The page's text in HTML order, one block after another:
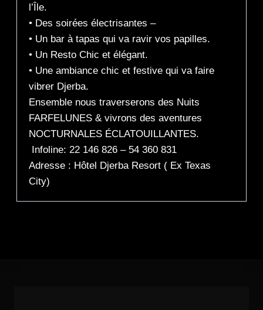
l’Île.
• Des soirées électrisantes –
• Un bar à tapas qui va ravir vos papilles.
• Un Resto Chic et élégant.
• Une ambiance chic et festive qui va faire
vibrer Djerba.
Ensemble nous traverserons des Nuits
FARFELUNES & vivrons des aventures
NOCTURNALES ÉCLATOUILLANTES.
Infoline: 22 146 826 – 54 360 831
Adresse : Hôtel Djerba Resort ( Ex Texas
City)